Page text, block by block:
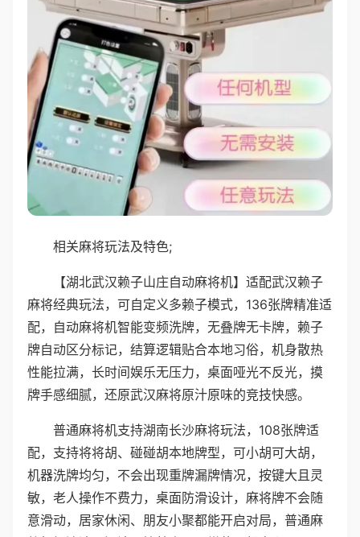
相关麻将玩法及特色;
【湖北武汉赖子山庄自动麻将机】适配武汉赖子
麻将经典玩法，可自定义多赖子模式，136张牌精准适
配，自动麻将机智能变频洗牌，无叠牌无卡牌，赖子
牌自动区分标记，结算逻辑贴合本地习俗，机身散热
性能拉满，长时间娱乐无压力，桌面哑光不反光，摸
牌手感细腻，还原武汉麻将原汁原味的竞技快感。
普通麻将机支持湖南长沙麻将玩法，108张牌适
配，支持将将胡、碰碰胡本地牌型，可小胡可大胡，
机器洗牌均匀，不会出现重牌漏牌情况，按键大且灵
敏，老人操作不费力，桌面防滑设计，麻将牌不会随
意滑动，居家休闲、朋友小聚都能开启对局，普通麻